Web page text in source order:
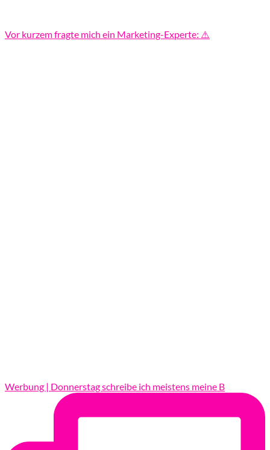
Vor kurzem fragte mich ein Marketing-Experte: ⚠️
Werbung | Donnerstag schreibe ich meistens meine B